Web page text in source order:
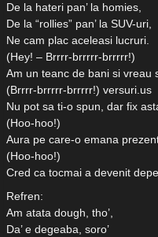
De la hateri pan’ la homies,
De la “rollies” pan’ la SUV-uri,
Ne cam plac aceleasi lucruri.
(Hey! – Brrrr-brrrrr-brrrrr!)
Am un teanc de bani si vreau
(Brrrr-brrrrr-brrrrr!) versuri.us
Nu pot sa ti-o spun, dar fix
(Hoo-hoo!)
Aura pe care-o emana
(Hoo-hoo!)
Cred ca tocmai a devenit
Refren:
Am atata dough, tho’,
Da’ e degeaba, soro’